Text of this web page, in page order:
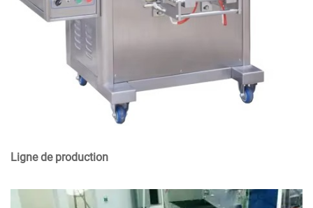
Ligne de production